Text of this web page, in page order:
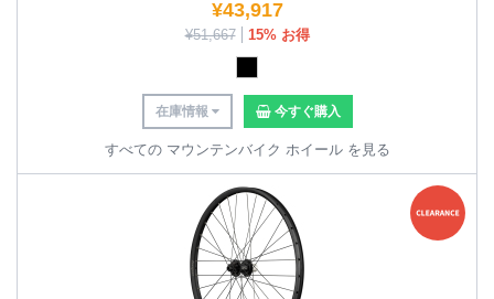
¥43,917
¥51,667 15% お得
在庫情報 今すぐ購入
すべての マウンテンバイク ホイール を見る